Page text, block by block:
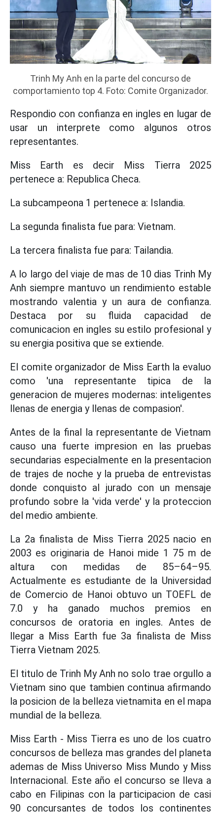
Trinh My Anh en la parte del concurso de
comportamiento top 4. Foto: Comite Organizador.
Respondio con confianza en ingles en lugar de
usar un interprete como algunos otros
representantes.
Miss Earth es decir Miss Tierra 2025
pertenece a: Republica Checa.
La subcampeona 1 pertenece a: Islandia.
La segunda finalista fue para: Vietnam.
La tercera finalista fue para: Tailandia.
A lo largo del viaje de mas de 10 dias Trinh My
Anh siempre mantuvo un rendimiento estable
mostrando valentia y un aura de confianza.
Destaca por su fluida capacidad de
comunicacion en ingles su estilo profesional y
su energia positiva que se extiende.
El comite organizador de Miss Earth la evaluo
como 'una representante tipica de la
generacion de mujeres modernas: inteligentes
llenas de energia y llenas de compasion'.
Antes de la final la representante de Vietnam
causo una fuerte impresion en las pruebas
secundarias especialmente en la presentacion
de trajes de noche y la prueba de entrevistas
donde conquisto al jurado con un mensaje
profundo sobre la 'vida verde' y la proteccion
del medio ambiente.
La 2a finalista de Miss Tierra 2025 nacio en
2003 es originaria de Hanoi mide 1 75 m de
altura con medidas de 85–64–95.
Actualmente es estudiante de la Universidad
de Comercio de Hanoi obtuvo un TOEFL de
7.0 y ha ganado muchos premios en
concursos de oratoria en ingles. Antes de
llegar a Miss Earth fue 3a finalista de Miss
Tierra Vietnam 2025.
El titulo de Trinh My Anh no solo trae orgullo a
Vietnam sino que tambien continua afirmando
la posicion de la belleza vietnamita en el mapa
mundial de la belleza.
Miss Earth - Miss Tierra es uno de los cuatro
concursos de belleza mas grandes del planeta
ademas de Miss Universo Miss Mundo y Miss
Internacional. Este año el concurso se lleva a
cabo en Filipinas con la participacion de casi
90 concursantes de todos los continentes